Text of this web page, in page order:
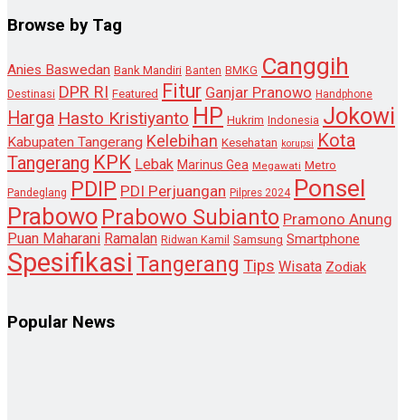
Browse by Tag
Anies Baswedan Bank Mandiri Banten BMKG Canggih
Destinasi DPR RI Featured Fitur Ganjar Pranowo Handphone
Harga Hasto Kristiyanto HP Hukrim Indonesia Jokowi
Kabupaten Tangerang Kelebihan Kesehatan korupsi Kota
Tangerang KPK Lebak Marinus Gea Megawati Metro
Pandeglang PDIP PDI Perjuangan Pilpres 2024 Ponsel
Prabowo Prabowo Subianto Pramono Anung
Puan Maharani Ramalan Ridwan Kamil Samsung Smartphone
Spesifikasi Tangerang Tips Wisata Zodiak
Popular News